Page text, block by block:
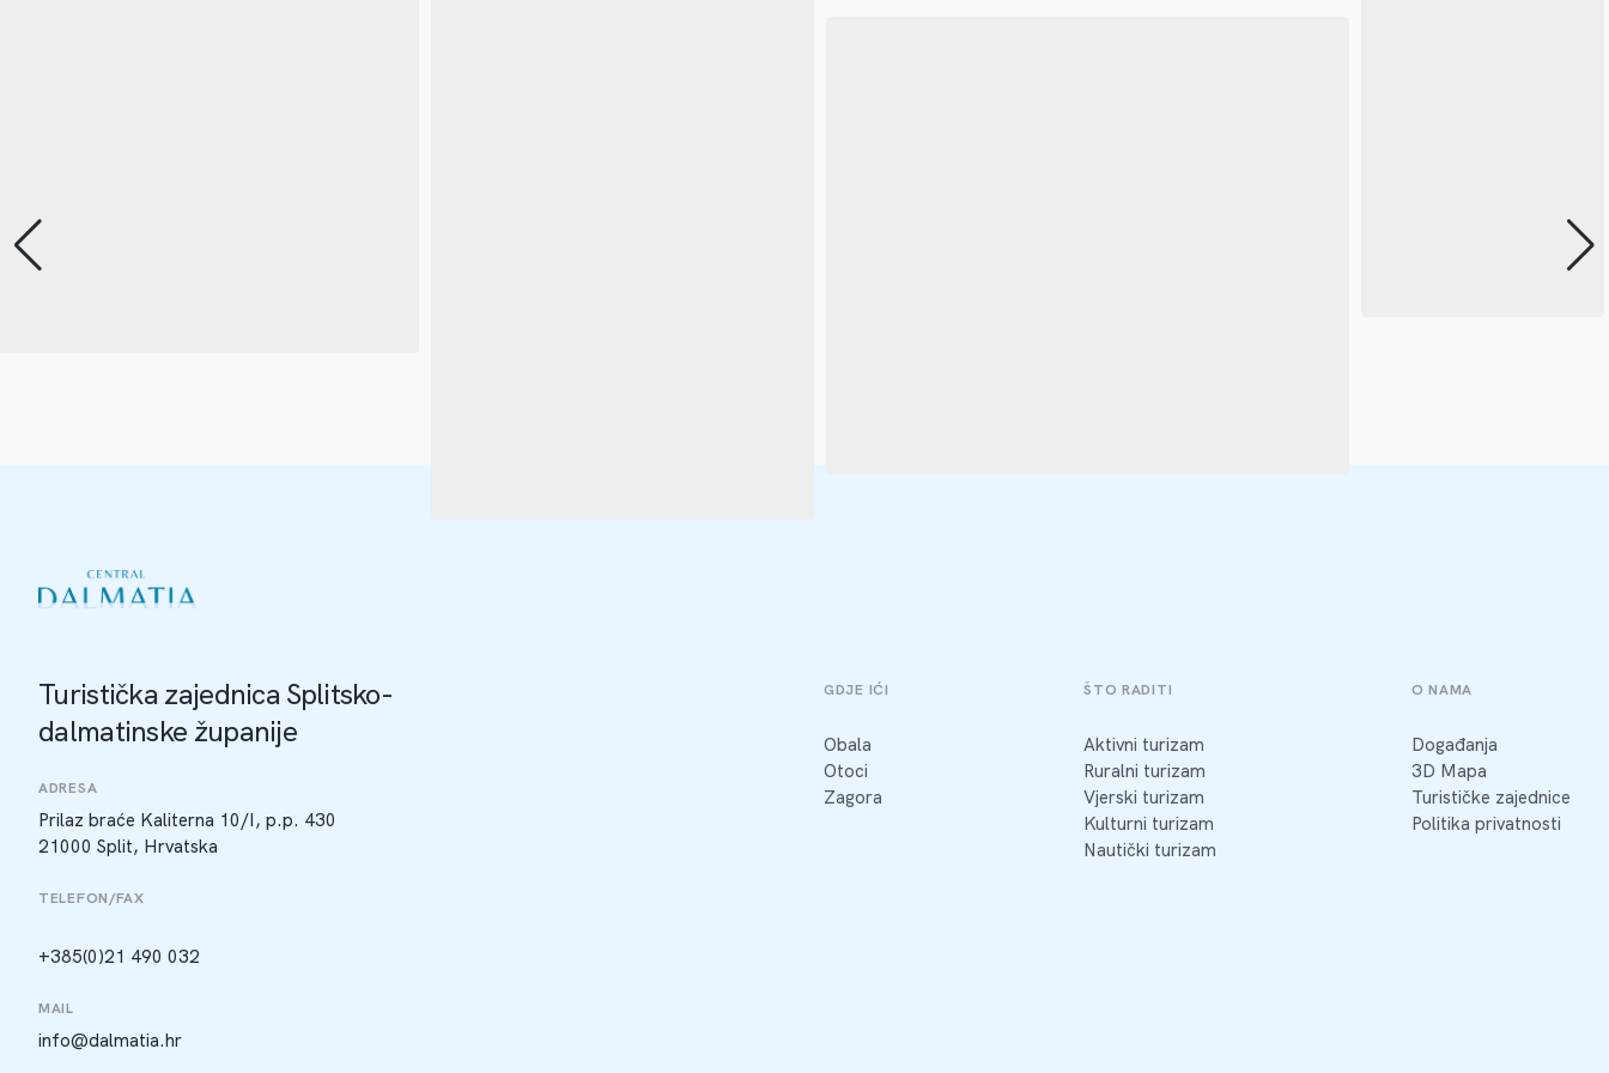
Turistička zajednica Splitsko-
dalmatinske županije
ADRESA
Prilaz braće Kaliterna 10/I, p.p. 430
21000 Split, Hrvatska
TELEFON/FAX
+385(0)21 490 032
MAIL
info@dalmatia.hr
GDJE IĆI
Obala
Otoci
Zagora
ŠTO RADITI
Aktivni turizam
Ruralni turizam
Vjerski turizam
Kulturni turizam
Nautički turizam
O NAMA
Događanja
3D Mapa
Turističke zajednice
Politika privatnosti